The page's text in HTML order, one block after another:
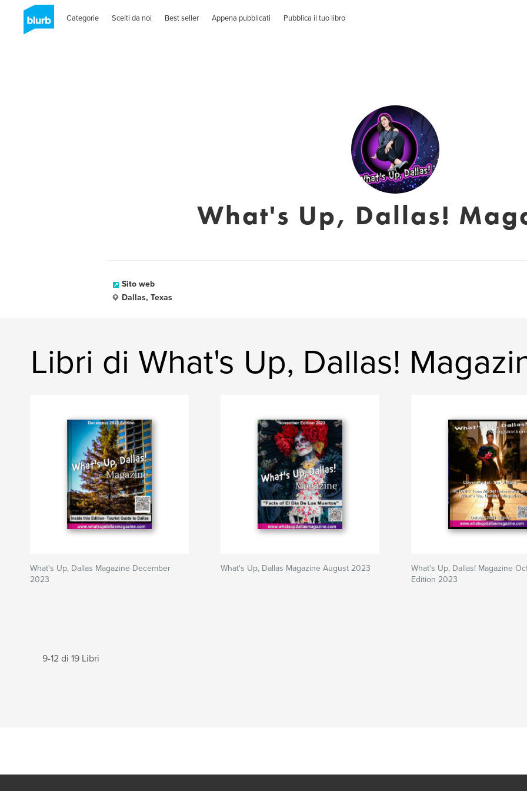
Categorie Scelti da noi Best seller Appena pubblicati Pubblica il tuo libro
What's Up, Dallas!
Sito web
Dallas, Texas
Libri di What's Up, Dallas!
What's Up, Dallas Magazine December
2023
What's Up, Dallas Magazine August 2023
What's Up, Dallas! Magazine
Edition 2023
9-12 di 19 Libri